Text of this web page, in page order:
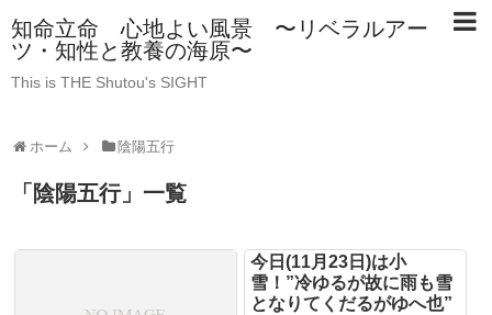
知命立命 心地よい風景 〜リベラルアー
ツ・知性と教養の海原〜
This is THE Shutou's SIGHT
ホーム 陰陽五行
「 陰陽五行」 一覧
今日(11月23日)は小
雪！”冷ゆるが故に雨も雪
となりてくだるがゆへ也”